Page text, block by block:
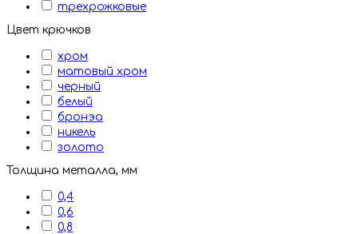
трехрожковые
Цвет крючков
хром
матовый хром
черный
белый
бронэа
никель
золото
Толщина металла, мм
0,4
0,6
0,8